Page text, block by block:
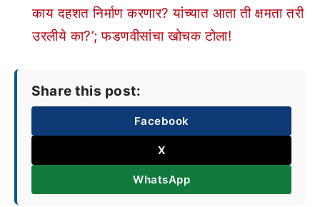
काय दहशत निर्माण करणार? यांच्यात आता ती क्षमता तरी
उरलीये का?’; फडणवीसांचा खोचक टोला!
Share this post:
Facebook
X
WhatsApp